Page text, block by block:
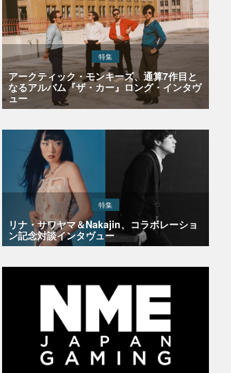
特集
アークティック・モンキーズ、通算7作目と
なるアルバム『ザ・カー』ロング・インタヴ
ュー
特集
リナ・サワヤマ＆Nakajin、コラボレーショ
ン記念対談インタヴュー